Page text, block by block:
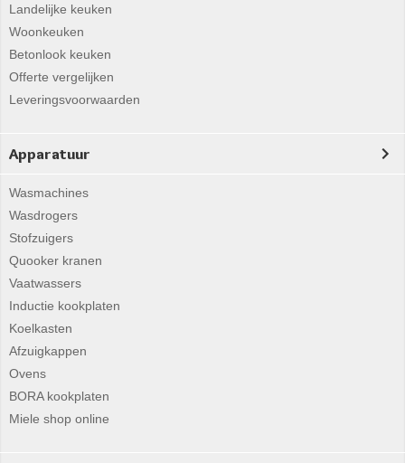
Landelijke keuken
Woonkeuken
Betonlook keuken
Offerte vergelijken
Leveringsvoorwaarden
Apparatuur
Wasmachines
Wasdrogers
Stofzuigers
Quooker kranen
Vaatwassers
Inductie kookplaten
Koelkasten
Afzuigkappen
Ovens
BORA kookplaten
Miele shop online